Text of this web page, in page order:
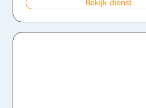
Bekijk dienst